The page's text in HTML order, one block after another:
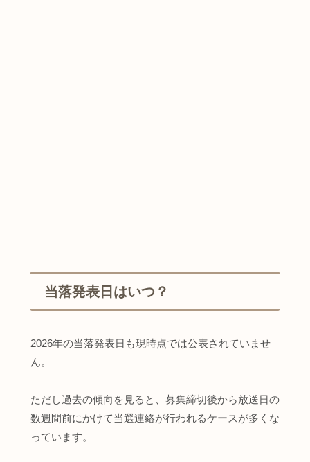
当落発表日はいつ？
2026年の当落発表日も現時点では公表されていませ
ん。
ただし過去の傾向を見ると、募集締切後から放送日の
数週間前にかけて当選連絡が行われるケースが多くな
っています。